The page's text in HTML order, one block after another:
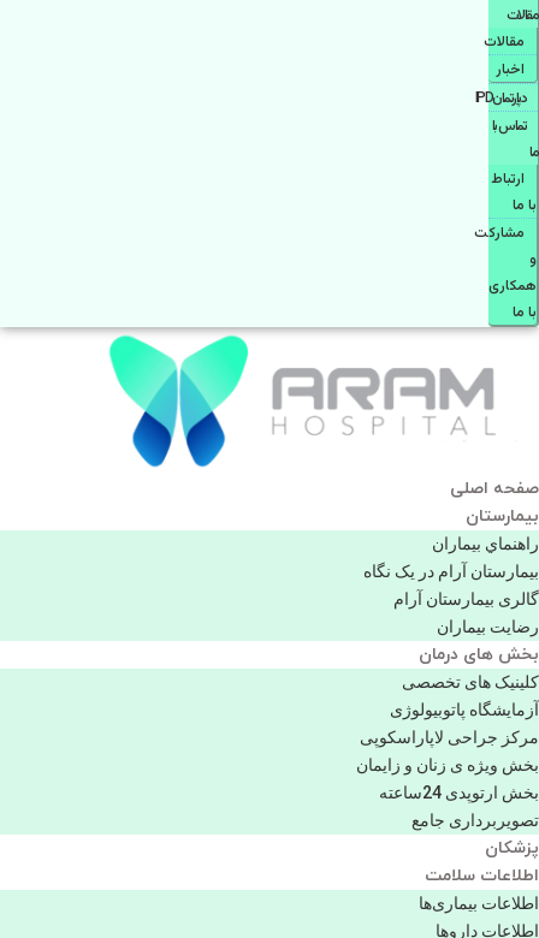
مقالات
مقالات
اخبار
دپارتمانIPD
تماس با
ما
ارتباط
با ما
مشاركت
و
همكاری
با ما
صفحه اصلی
بيمارستان
راهنماي بیماران
بیمارستان آرام در یک نگاه
گالری بیمارستان آرام
رضایت بیماران
بخش های درمان
کلینیک های تخصصی
آزمایشگاه پاتوبیولوژی
مرکز جراحی لاپاراسکوپی
بخش ویژه ی زنان و زایمان
بخش ارتوپدی 24ساعته
تصویربرداری جامع
پزشكان
اطلاعات سلامت
اطلاعات بیماری‌ها
اطلاعات دارو‌ها